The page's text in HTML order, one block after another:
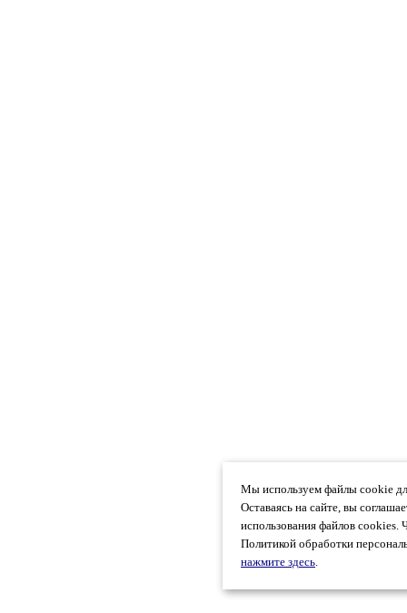
Мы используем файлы cookie
Оставаясь на сайте, вы
использования файлов cookies.
Политикой обработки
нажмите здесь.